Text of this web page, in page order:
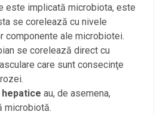
este implicată microbiota, este
se corelează cu nivele
componente ale microbiotei.
se corelează direct cu
care sunt consecinţe
au, de asemena,
microbiotă.